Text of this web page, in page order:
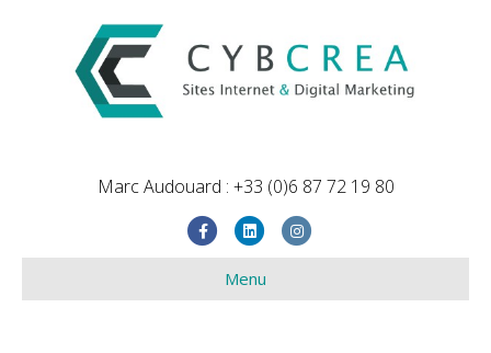
Marc Audouard : +33 (0)6 87 72 19 80
FacebookLinkedinInstagram
Menu